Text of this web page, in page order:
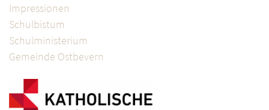
Impressionen
Schulbistum
Schulministerium
Gemeinde Ostbevern